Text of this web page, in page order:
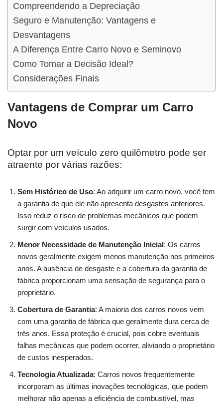
Compreendendo a Depreciação
Seguro e Manutenção: Vantagens e
Desvantagens
A Diferença Entre Carro Novo e Seminovo
Como Tomar a Decisão Ideal?
Considerações Finais
Vantagens de Comprar um Carro
Novo
Optar por um veículo zero quilômetro pode ser
atraente por várias razões:
Sem Histórico de Uso: Ao adquirir um carro novo, você tem
a garantia de que ele não apresenta desgastes anteriores.
Isso reduz o risco de problemas mecânicos que podem
surgir com veículos usados.
Menor Necessidade de Manutenção Inicial: Os carros
novos geralmente exigem menos manutenção nos primeiros
anos. A ausência de desgaste e a cobertura da garantia de
fábrica proporcionam uma sensação de segurança para o
proprietário.
Cobertura de Garantia: A maioria dos carros novos vem
com uma garantia de fábrica que geralmente dura cerca de
três anos. Essa proteção é crucial, pois cobre eventuais
falhas mecânicas que podem ocorrer, aliviando o proprietário
de custos inesperados.
Tecnologia Atualizada: Carros novos frequentemente
incorporam as últimas inovações tecnológicas, que podem
melhorar não apenas a eficiência de combustível, mas